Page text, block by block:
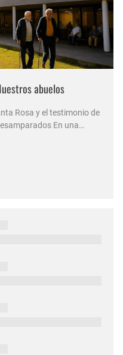
abuelos
Rosa y el testimonio de
En una